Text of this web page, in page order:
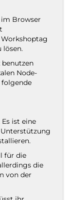
im Browser
lösen.
benutzen
Node-
ist eine
für die
die
von der